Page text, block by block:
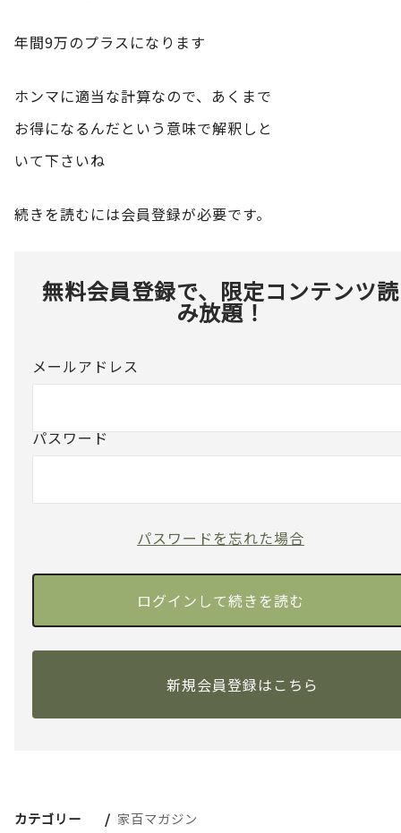
年間9万のプラスになります
ホンマに適当な計算なので、あくまで
お得になるんだという意味で解釈しと
いて下さいね
続きを読むには会員登録が必要です。
無料会員登録で、限定コンテンツ読
み放題！
メールアドレス
パスワード
パスワードを忘れた場合
新規会員登録はこちら
カテゴリー 家百マガジン